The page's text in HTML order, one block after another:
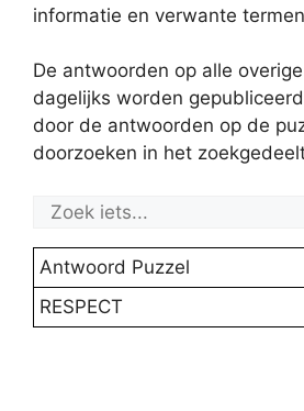
informatie en verwante
De antwoorden op alle
dagelijks worden
door de antwoorden op de
doorzoeken in het
Antwoord Puzzel
RESPECT